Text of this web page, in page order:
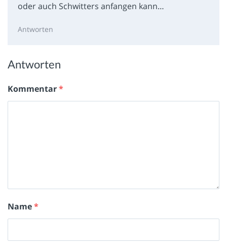
oder auch Schwitters anfangen kann…
Antworten
Antworten
Kommentar*
Name*